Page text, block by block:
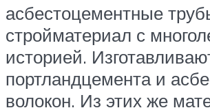
асбестоцементные
стройматериал с
историей.
портландцемента и
волокон. Из этих же